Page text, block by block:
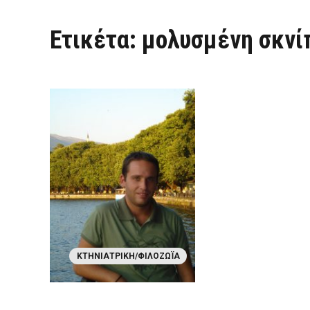
Ετικέτα: μολυσμένη
ΚΤΗΝΙΑΤΡΙΚΉ/ΦΙΛΟΖΩΪ́Α